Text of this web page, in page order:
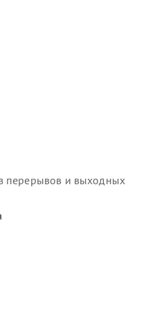
перерывов и выходных